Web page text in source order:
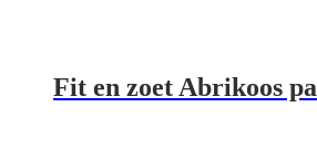
Fit en zoet Abrikoos